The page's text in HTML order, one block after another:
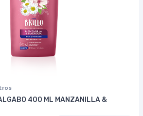
400 ML MANZANILLA &